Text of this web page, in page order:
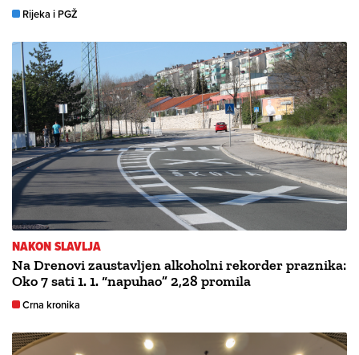
Rijeka i PGŽ
NAKON SLAVLJA
Na Drenovi zaustavljen alkoholni rekorder praznika:
Oko 7 sati 1. 1. “napuhao” 2,28 promila
Crna kronika